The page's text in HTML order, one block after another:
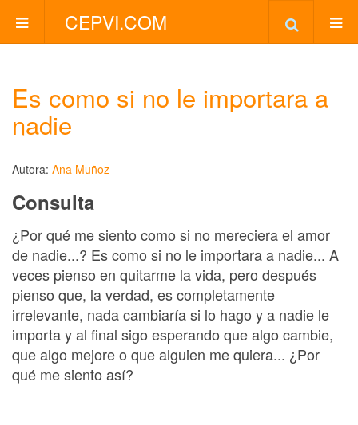
CEPVI.COM
Es como si no le importara a
nadie
Autora: Ana Muñoz
Consulta
¿Por qué me siento como si no mereciera el amor
de nadie...? Es como si no le importara a nadie... A
veces pienso en quitarme la vida, pero después
pienso que, la verdad, es completamente
irrelevante, nada cambiaría si lo hago y a nadie le
importa y al final sigo esperando que algo cambie,
que algo mejore o que alguien me quiera... ¿Por
qué me siento así?